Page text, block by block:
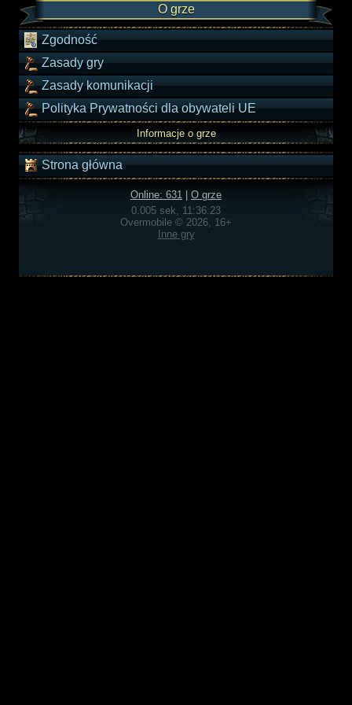
O grze
Zgodność
Zasady gry
Zasady komunikacji
Polityka Prywatności dla obywateli UE
Informacje o grze
Strona główna
Online: 631
O grze
0.005 sek, 11:36:23
Overmobile © 2026, 16+
Inne gry